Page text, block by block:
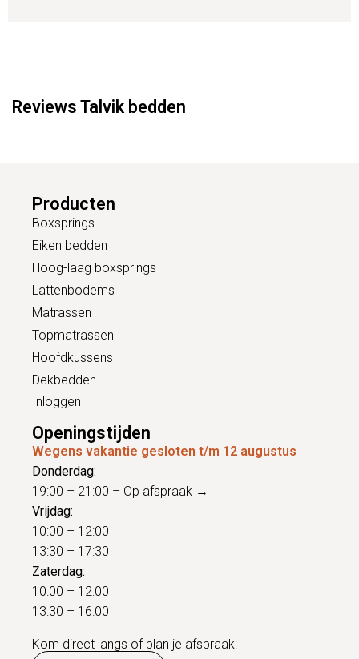
Reviews Talvik bedden
Producten
Boxsprings
Eiken bedden
Hoog-laag boxsprings
Lattenbodems
Matrassen
Topmatrassen
Hoofdkussens
Dekbedden
Inloggen
Openingstijden
Wegens vakantie gesloten t/m 12 augustus
Donderdag:
19:00 – 21:00 – Op afspraak →
Vrijdag:
10:00 – 12:00
13:30 – 17:30
Zaterdag:
10:00 – 12:00
13:30 – 16:00
Kom direct langs of plan je afspraak: